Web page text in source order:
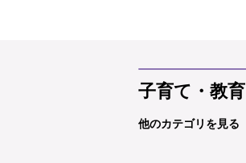
子育て・教育
他のカテゴリを見る